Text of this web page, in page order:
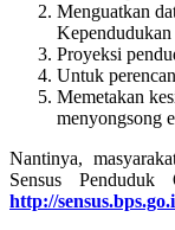
Menguatkan
Kependudukan
Proyeksi
Untuk
Memetakan
menyongsong
Nantinya,
Sensus
http://